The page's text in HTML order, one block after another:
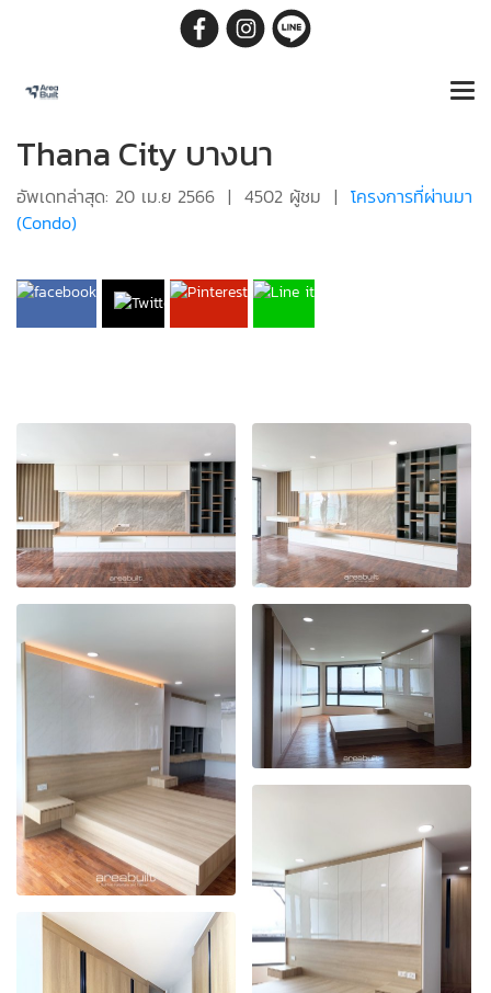
Thana City บางนา
อัพเดทล่าสุด: 20 เม.ย 2566 | 4502 ผู้ชม | โครงการที่ผ่านมา
(Condo)